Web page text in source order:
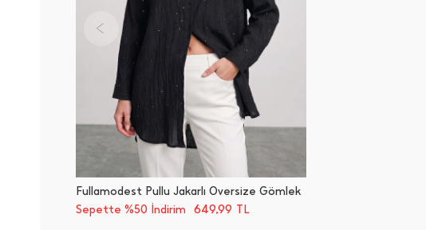
Fullamodest Pullu Jakarlı Oversize Gömlek
Sepette %50 İndirim
649,99 TL